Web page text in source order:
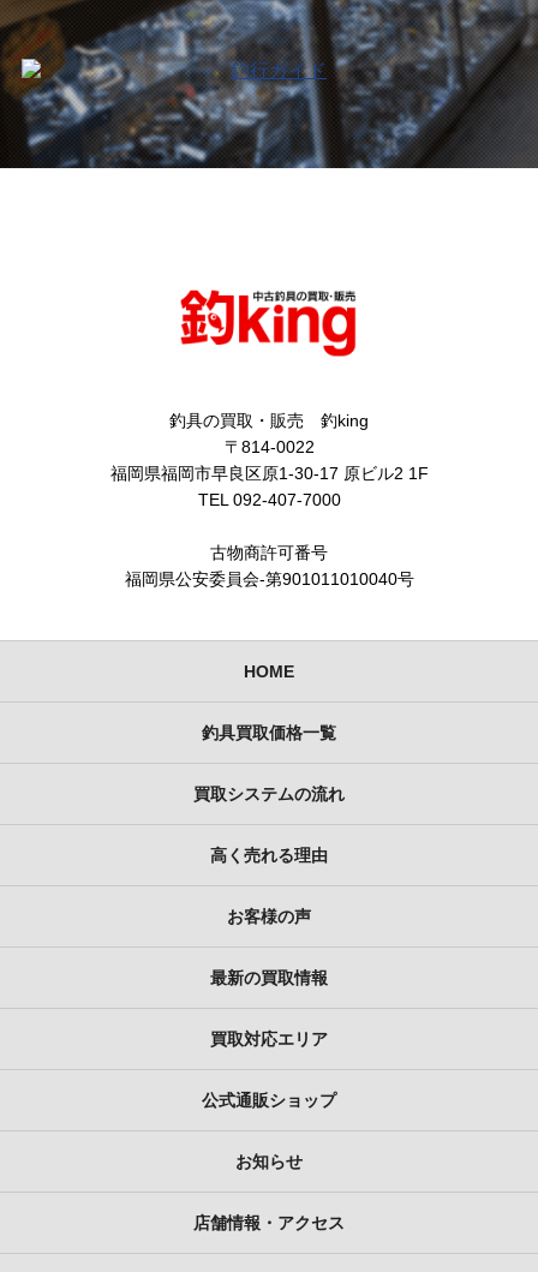
釣具の買取・販売 釣king
〒814-0022
福岡県福岡市早良区原1-30-17 原ビル2 1F
TEL 092-407-7000
古物商許可番号
福岡県公安委員会-第901011010040号
HOME
釣具買取価格一覧
買取システムの流れ
高く売れる理由
お客様の声
最新の買取情報
買取対応エリア
公式通販ショップ
お知らせ
店舗情報・アクセス